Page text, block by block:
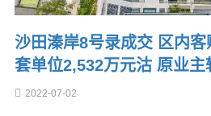
沙田溱岸8号录成交 区内
套单位2,532万元沽 原业主
2022-07-02